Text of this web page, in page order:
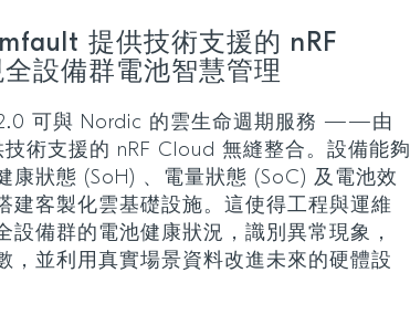
提供技術支援的 nRF
設備群電池智慧管理
可與 Nordic 的雲生命週期服務 ——由
術支援的 nRF Cloud 無縫整合。設備能夠
康狀態 (SoH) 、電量狀態 (SoC) 及電池效
建客製化雲基礎設施。這使得工程與運維
設備群的電池健康狀況，識別異常現象，
，並利用真實場景資料改進未來的硬體設